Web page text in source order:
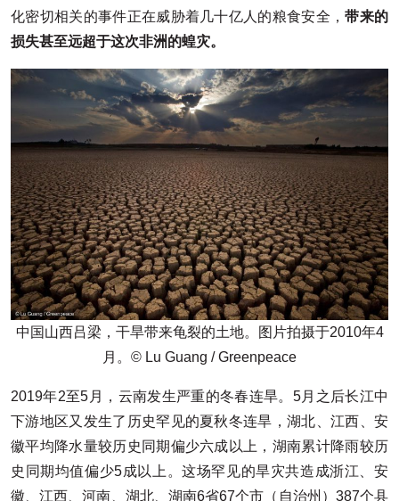
化密切相关的事件正在威胁着几十亿人的粮食安全，带来的
损失甚至远超于这次非洲的蝗灾。
中国山西吕梁，干旱带来龟裂的土地。图片拍摄于2010年4
月。© Lu Guang / Greenpeace
2019年2至5月，云南发生严重的冬春连旱。5月之后长江中
下游地区又发生了历史罕见的夏秋冬连旱，湖北、江西、安
徽平均降水量较历史同期偏少六成以上，湖南累计降雨较历
史同期均值偏少5成以上。这场罕见的旱灾共造成浙江、安
徽、江西、河南、湖北、湖南6省67个市（自治州）387个县